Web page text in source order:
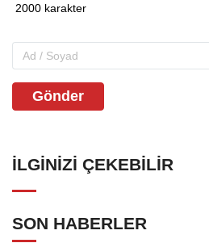
Gönder
İLGINIZI ÇEKEBILIR
SON HABERLER